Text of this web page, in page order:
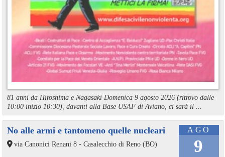
81 anni da Hiroshima e Nagasaki Domenica 9 agosto 2026 (ritrovo dalle
10:00 inizio 10:30), davanti alla Base USAF di Aviano, ci sarà il ...
AGO
9
No alle armi e tantomeno quelle nucleari
via Canonici Renani 8 - Casalecchio di Reno (BO)